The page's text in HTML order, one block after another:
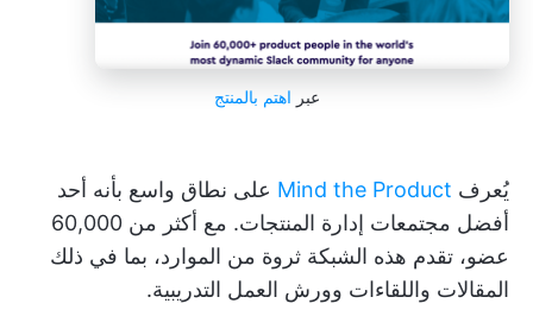
عبر اهتم بالمنتج
يُعرف Mind the Product على نطاق واسع بأنه أحد
أفضل مجتمعات إدارة المنتجات. مع أكثر من 60,000
عضو، تقدم هذه الشبكة ثروة من الموارد، بما في ذلك
المقالات واللقاءات وورش العمل التدريبية.